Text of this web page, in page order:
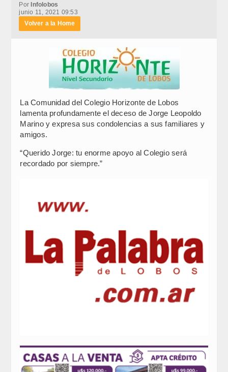
PorInfolobos
junio 11, 2021 09:53
Volver a la Home
La Comunidad del Colegio Horizonte de Lobos
lamenta profundamente el deceso de Jorge Leopoldo
Marino y expresa sus condolencias a sus familiares y
amigos.
“Querido Jorge: tu enorme apoyo al Colegio será
recordado por siempre.”